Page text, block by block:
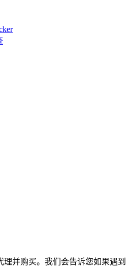
并购买。我们会告诉您如果遇到